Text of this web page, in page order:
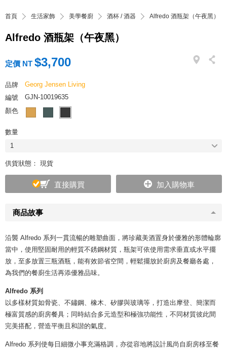
首頁 生活家飾 美學餐廚 酒杯 / 酒器 Alfredo 酒瓶架（午夜黑）
Alfredo 酒瓶架（午夜黑）
商品故事
沿襲 Alfredo 系列一貫流暢的雕塑曲面，將珍藏美酒置身於優雅的形體輪廓
當中，使用堅固耐用的輕質不銹鋼材質，瓶架可依使用需求垂直或水平擺
放，至多放置三瓶酒瓶，能有效節省空間，輕鬆擺放於廚房及餐廳各處，
為我們的餐廚生活再添優雅品味。
Alfredo 系列
以多樣材質如骨瓷、不鏽鋼、橡木、矽膠與玻璃等，打造出摩登、簡潔而
極富質感的廚房餐具；同時結合多元造型和極強功能性，不同材質彼此間
完美搭配，營造平衡且和諧的氣度。
Alfredo 系列使每日細微小事充滿格調，亦從容地將設計風尚自廚房移至餐
定價 NT $3,700
品牌
Georg Jensen Living
編號
GJN-10019635
顏色
數量
1
供貨狀態： 現貨
直接購買 加入購物車